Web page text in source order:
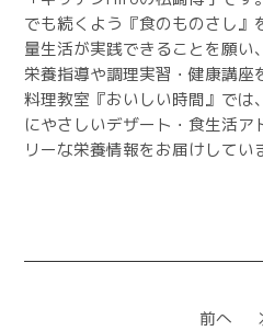
でも続くよう『食のものさし』
量生活が実践できることを願い
栄養指導や調理実習・健康講座
料理教室『おいしい時間』では
にやさしいデザート・食生活
リーな栄養情報をお届けしてい
前へ